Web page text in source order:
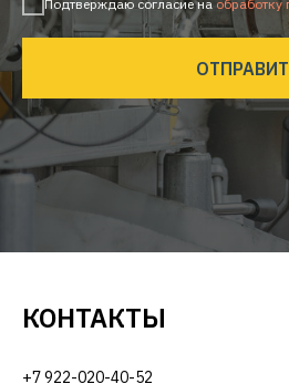
Подтверждаю согласие на обработку
КОНТАКТЫ
+7 922-020-40-52